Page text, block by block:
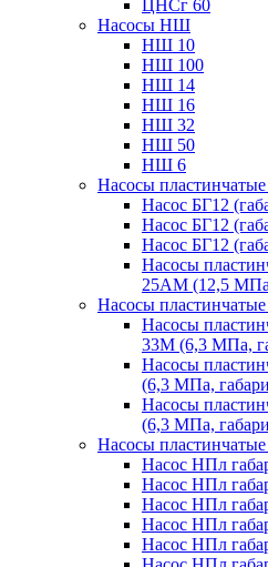
ЦНСг 60
Насосы НШ
НШ 10
НШ 100
НШ 14
НШ 16
НШ 32
НШ 50
НШ 6
Насосы
Насос БГ12
Насос БГ12
Насос БГ12
Насосы
25АМ (12,5 МПа,
Насосы
Насосы
33М (6,3 МПа,
Насосы
(6,3 МПа,
Насосы
(6,3 МПа,
Насосы
Насос НПл
Насос НПл
Насос НПл
Насос НПл
Насос НПл